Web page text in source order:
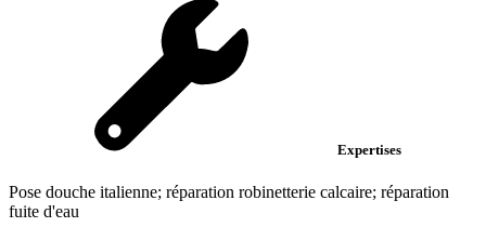
Expertises
Pose douche italienne; réparation robinetterie calcaire; réparation
fuite d'eau